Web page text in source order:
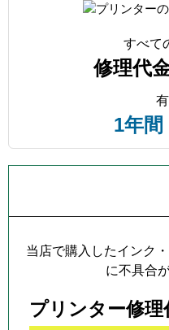
すべて
修理代
1年間
当店で購入したインク
に不具合
プリンター修